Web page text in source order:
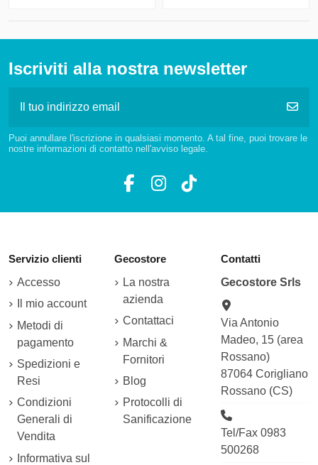
Iscriviti alla nostra newsletter
Puoi annullare l'iscrizione in qualsiasi momento. A tal fine, puoi trovare le
nostre informazioni di contatto nell'avviso legale.
Servizio clienti
Accesso
Il mio account
Metodi di
pagamento
Spedizioni e
Resi
Condizioni
Generali di
Vendita
Informativa sul
Gecostore
La nostra
azienda
Contattaci
Marchi &
Fornitori
Blog
Protocolli di
Sanificazione
Contatti
Gecostore Srls
Via Antonio
Madeo, 15 (area
Rossano)
87064 Corigliano
Rossano (CS)
Tel/Fax 0983
500268